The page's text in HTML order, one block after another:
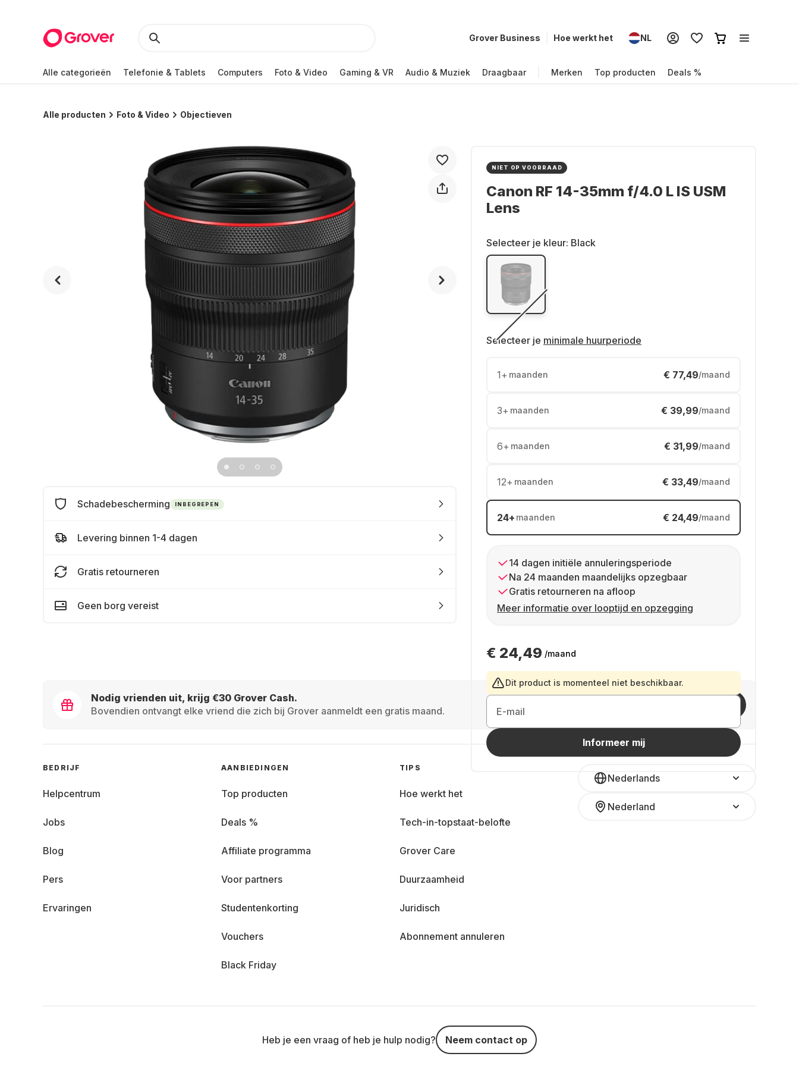
Grover Business Hoe werkt het NL
Alle categorieën Telefonie & Tablets Computers Foto & Video Gaming & VR Audio & Muziek Draagbaar Merken Top producten Deals %
Alle producten Foto & Video Objectieven
NIET OP VOORRAAD
Canon RF 14-35mm f/4.0 L IS USM
Lens
Selecteer je kleur: Black
Selecteer je minimale huurperiode
1+ maanden € 77,49/maand
3+ maanden € 39,99/maand
6+ maanden € 31,99/maand
12+ maanden € 33,49/maand
24+ maanden € 24,49/maand
14 dagen initiële annuleringsperiode
Na 24 maanden maandelijks opzegbaar
Gratis retourneren na afloop
Meer informatie over looptijd en opzegging
€ 24,49 /maand
Dit product is momenteel niet beschikbaar.
E-mail
Informeer mij
Schadebescherming INBEGREPEN
Levering binnen 1-4 dagen
Gratis retourneren
Geen borg vereist
Nodig vrienden uit, krijg €30 Grover Cash.
Bovendien ontvangt elke vriend die zich bij Grover aanmeldt een gratis maand.
Nederlands
Nederland
BEDRIJF
Helpcentrum
Jobs
Blog
Pers
Ervaringen
AANBIEDINGEN
Top producten
Deals %
Affiliate programma
Voor partners
Studentenkorting
Vouchers
Black Friday
TIPS
Hoe werkt het
Tech-in-topstaat-belofte
Grover Care
Duurzaamheid
Juridisch
Abonnement annuleren
Heb je een vraag of heb je hulp nodig? Neem contact op